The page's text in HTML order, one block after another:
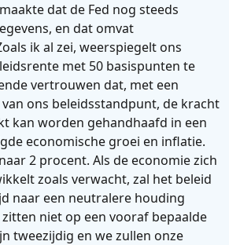
dat de Fed nog steeds
en dat omvat
ik al zei, weerspiegelt ons
met 50 basispunten te
vertrouwen dat, met een
ons beleidsstandpunt, de kracht
kan worden gehandhaafd in een
economische groei en inflatie.
2 procent. Als de economie zich
zoals verwacht, zal het beleid
naar een neutralere houding
niet op een vooraf bepaalde
tweezijdig en we zullen onze